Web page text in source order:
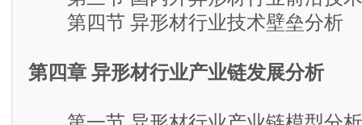
第三节 国内外异形材行业前沿技
第四节 异形材行业技术壁垒分析
第四章 异形材行业产业链发展分析